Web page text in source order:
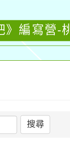
編寫營-
搜尋